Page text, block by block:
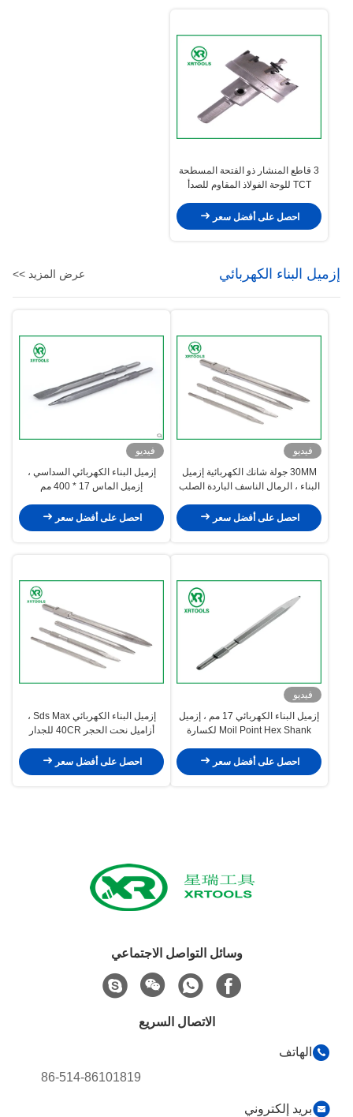
3 قاطع المنشار ذو الفتحة المسطحة
TCT للوحة الفولاذ المقاوم للصدأ
احصل على أفضل سعر
إزميل البناء الكهربائي عرض المزيد >>
فيديو
30MM جولة شانك الكهربائية إزميل
البناء ، الرمال الناسف الباردة الصلب
احصل على أفضل سعر
فيديو
إزميل البناء الكهربائي السداسي ،
إزميل الماس 17 * 400 مم
احصل على أفضل سعر
فيديو
إزميل البناء الكهربائي 17 مم ، إزميل
Moil Point Hex Shank لكسارة
احصل على أفضل سعر
إزميل البناء الكهربائي Sds Max ،
أزاميل نحت الحجر 40CR للجدار
احصل على أفضل سعر
وسائل التواصل الاجتماعي
الاتصال السريع
الهاتف
86-514-86101819
بريد إلكتروني